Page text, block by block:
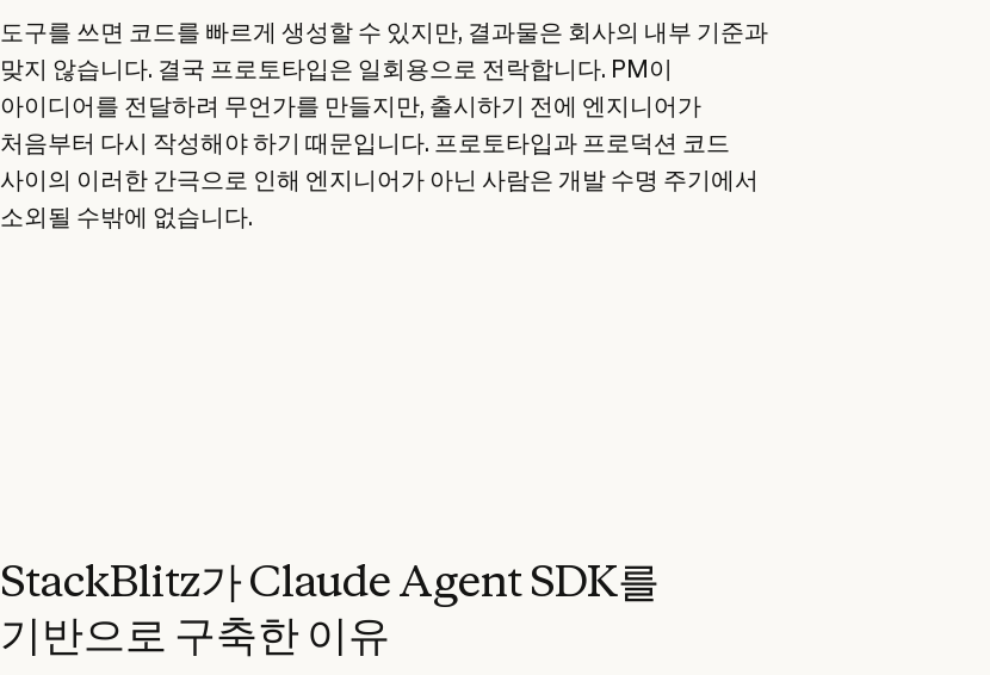
도구를 쓰면 코드를 빠르게 생성할 수 있지만, 결과물은 회사의 내부 기준과
맞지 않습니다. 결국 프로토타입은 일회용으로 전락합니다. PM이
아이디어를 전달하려 무언가를 만들지만, 출시하기 전에 엔지니어가
처음부터 다시 작성해야 하기 때문입니다. 프로토타입과 프로덕션 코드
사이의 이러한 간극으로 인해 엔지니어가 아닌 사람은 개발 수명 주기에서
소외될 수밖에 없습니다.
StackBlitz가 Claude Agent SDK를
기반으로 구축한 이유